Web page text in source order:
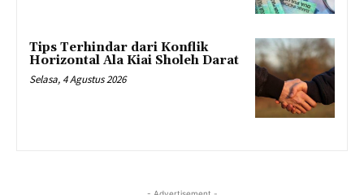
Tips Terhindar dari Konflik
Horizontal Ala Kiai Sholeh Darat
Selasa, 4 Agustus 2026